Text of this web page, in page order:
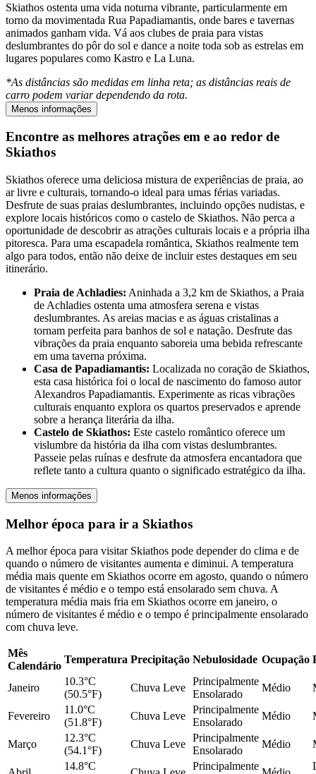
Skiathos ostenta uma vida noturna vibrante, particularmente em
torno da movimentada Rua Papadiamantis, onde bares e tavernas
animados ganham vida. Vá aos clubes de praia para vistas
deslumbrantes do pôr do sol e dance a noite toda sob as estrelas em
lugares populares como Kastro e La Luna.
*As distâncias são medidas em linha reta; as distâncias reais de
carro podem variar dependendo da rota.
Menos informações
Encontre as melhores atrações em e ao redor de
Skiathos
Skiathos oferece uma deliciosa mistura de experiências de praia, ao
ar livre e culturais, tornando-o ideal para umas férias variadas.
Desfrute de suas praias deslumbrantes, incluindo opções nudistas, e
explore locais históricos como o castelo de Skiathos. Não perca a
oportunidade de descobrir as atrações culturais locais e a própria ilha
pitoresca. Para uma escapadela romântica, Skiathos realmente tem
algo para todos, então não deixe de incluir estes destaques em seu
itinerário.
Praia de Achladies: Aninhada a 3,2 km de Skiathos, a Praia
de Achladies ostenta uma atmosfera serena e vistas
deslumbrantes. As areias macias e as águas cristalinas a
tornam perfeita para banhos de sol e natação. Desfrute das
vibrações da praia enquanto saboreia uma bebida refrescante
em uma taverna próxima.
Casa de Papadiamantis: Localizada no coração de Skiathos,
esta casa histórica foi o local de nascimento do famoso autor
Alexandros Papadiamantis. Experimente as ricas vibrações
culturais enquanto explora os quartos preservados e aprende
sobre a herança literária da ilha.
Castelo de Skiathos: Este castelo romântico oferece um
vislumbre da história da ilha com vistas deslumbrantes.
Passeie pelas ruínas e desfrute da atmosfera encantadora que
reflete tanto a cultura quanto o significado estratégico da ilha.
Menos informações
Melhor época para ir a Skiathos
A melhor época para visitar Skiathos pode depender do clima e de
quando o número de visitantes aumenta e diminui. A temperatura
média mais quente em Skiathos ocorre em agosto, quando o número
de visitantes é médio e o tempo está ensolarado sem chuva. A
temperatura média mais fria em Skiathos ocorre em janeiro, o
número de visitantes é médio e o tempo é principalmente ensolarado
com chuva leve.
Mês
Calendário
Temperatura Precipitação Nebulosidade Ocupação
Janeiro
10.3°C
(50.5°F)
Chuva Leve
Principalmente
Ensolarado
Médio
Fevereiro
11.0°C
(51.8°F)
Chuva Leve
Principalmente
Ensolarado
Médio
Março
12.3°C
(54.1°F)
Chuva Leve
Principalmente
Ensolarado
Médio
14.8°C
Principalmente